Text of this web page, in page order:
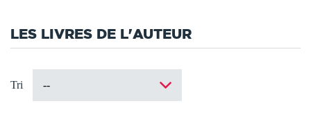
LES LIVRES DE L'AUTEUR
Tri